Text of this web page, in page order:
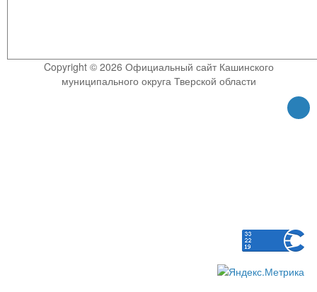
Copyright © 2026 Официальный сайт Кашинского
муниципального округа Тверской области